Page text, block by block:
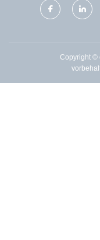
Copyright ©